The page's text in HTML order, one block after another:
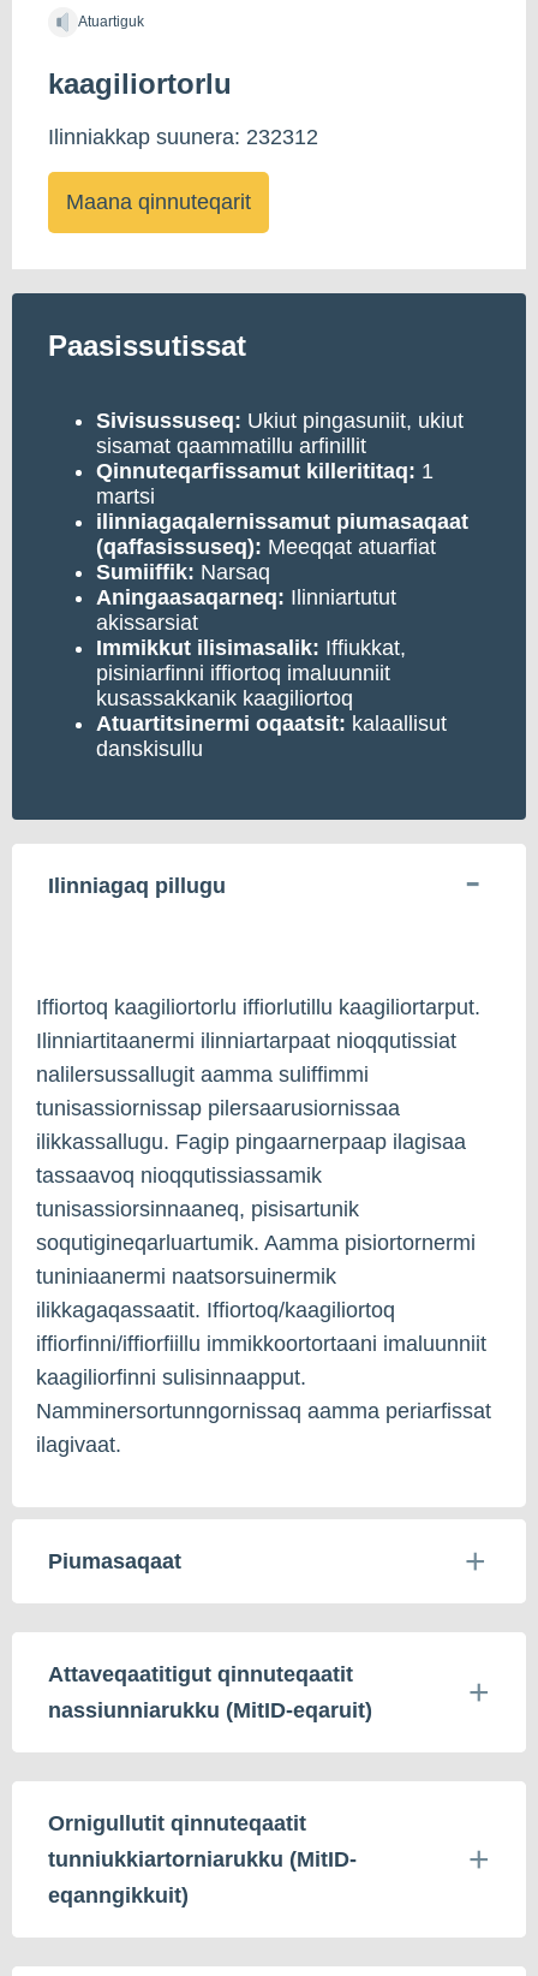
Atuartiguk
kaagiliortorlu
Ilinniakkap suunera: 232312
Maana qinnuteqarit
Paasissutissat
Sivisussuseq: Ukiut pingasuniit, ukiut
sisamat qaammatillu arfinillit
Qinnuteqarfissamut killerititaq: 1
martsi
ilinniagaqalernissamut piumasaqaat
(qaffasissuseq): Meeqqat atuarfiat
Sumiiffik: Narsaq
Aningaasaqarneq: Ilinniartutut
akissarsiat
Immikkut ilisimasalik: Iffiukkat,
pisiniarfinni iffiortoq imaluunniit
kusassakkanik kaagiliortoq
Atuartitsinermi oqaatsit: kalaallisut
danskisullu
Ilinniagaq pillugu
Iffiortoq kaagiliortorlu iffiorlutillu kaagiliortarput.
Ilinniartitaanermi ilinniartarpaat nioqqutissiat
nalilersussallugit aamma suliffimmi
tunisassiornissap pilersaarusiornissaa
ilikkassallugu. Fagip pingaarnerpaap ilagisaa
tassaavoq nioqqutissiassamik
tunisassiorsinnaaneq, pisisartunik
soqutigineqarluartumik. Aamma pisiortornermi
tuniniaanermi naatsorsuinermik
ilikkagaqassaatit. Iffiortoq/kaagiliortoq
iffiorfinni/iffiorfiillu immikkoortortaani imaluunniit
kaagiliorfinni sulisinnaapput.
Namminersortunngornissaq aamma periarfissat
ilagivaat.
Piumasaqaat
Attaveqaatitigut qinnuteqaatit
nassiunniarukku (MitID-eqaruit)
Ornigullutit qinnuteqaatit
tunniukkiartorniarukku (MitID-
eqanngikkuit)